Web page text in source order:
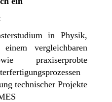
in Physik,
vergleichbaren
praxiserprobte
technischer Projekte